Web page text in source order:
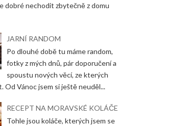
dobré nechodit zbytečně z domu
JARNÍ RANDOM
Po dlouhé době tu máme random,
fotky z mých dnů, pár doporučení a
spoustu nových věcí, ze kterých
Od Vánoc jsem si ještě neuděl...
RECEPT NA MORAVSKÉ KOLÁČE
Tohle jsou koláče, kterých jsem se